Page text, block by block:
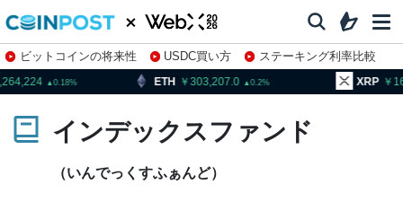
ビットコインの将来性 USDC買い方
ステーキング利率比較
株特集・関連銘柄
0.18 ETH 303,207.0 0.2 XRP
インデックスファンド
（いんでっくすふぁんど）